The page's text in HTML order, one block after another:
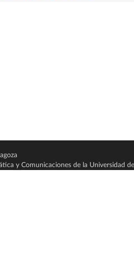
y Comunicaciones de la Universidad de